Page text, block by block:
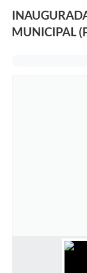
MUNICIPAL